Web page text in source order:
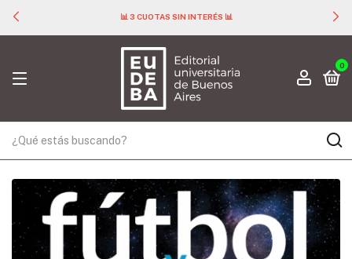
📊 3 CUOTAS SIN INTERÉS 📊
0